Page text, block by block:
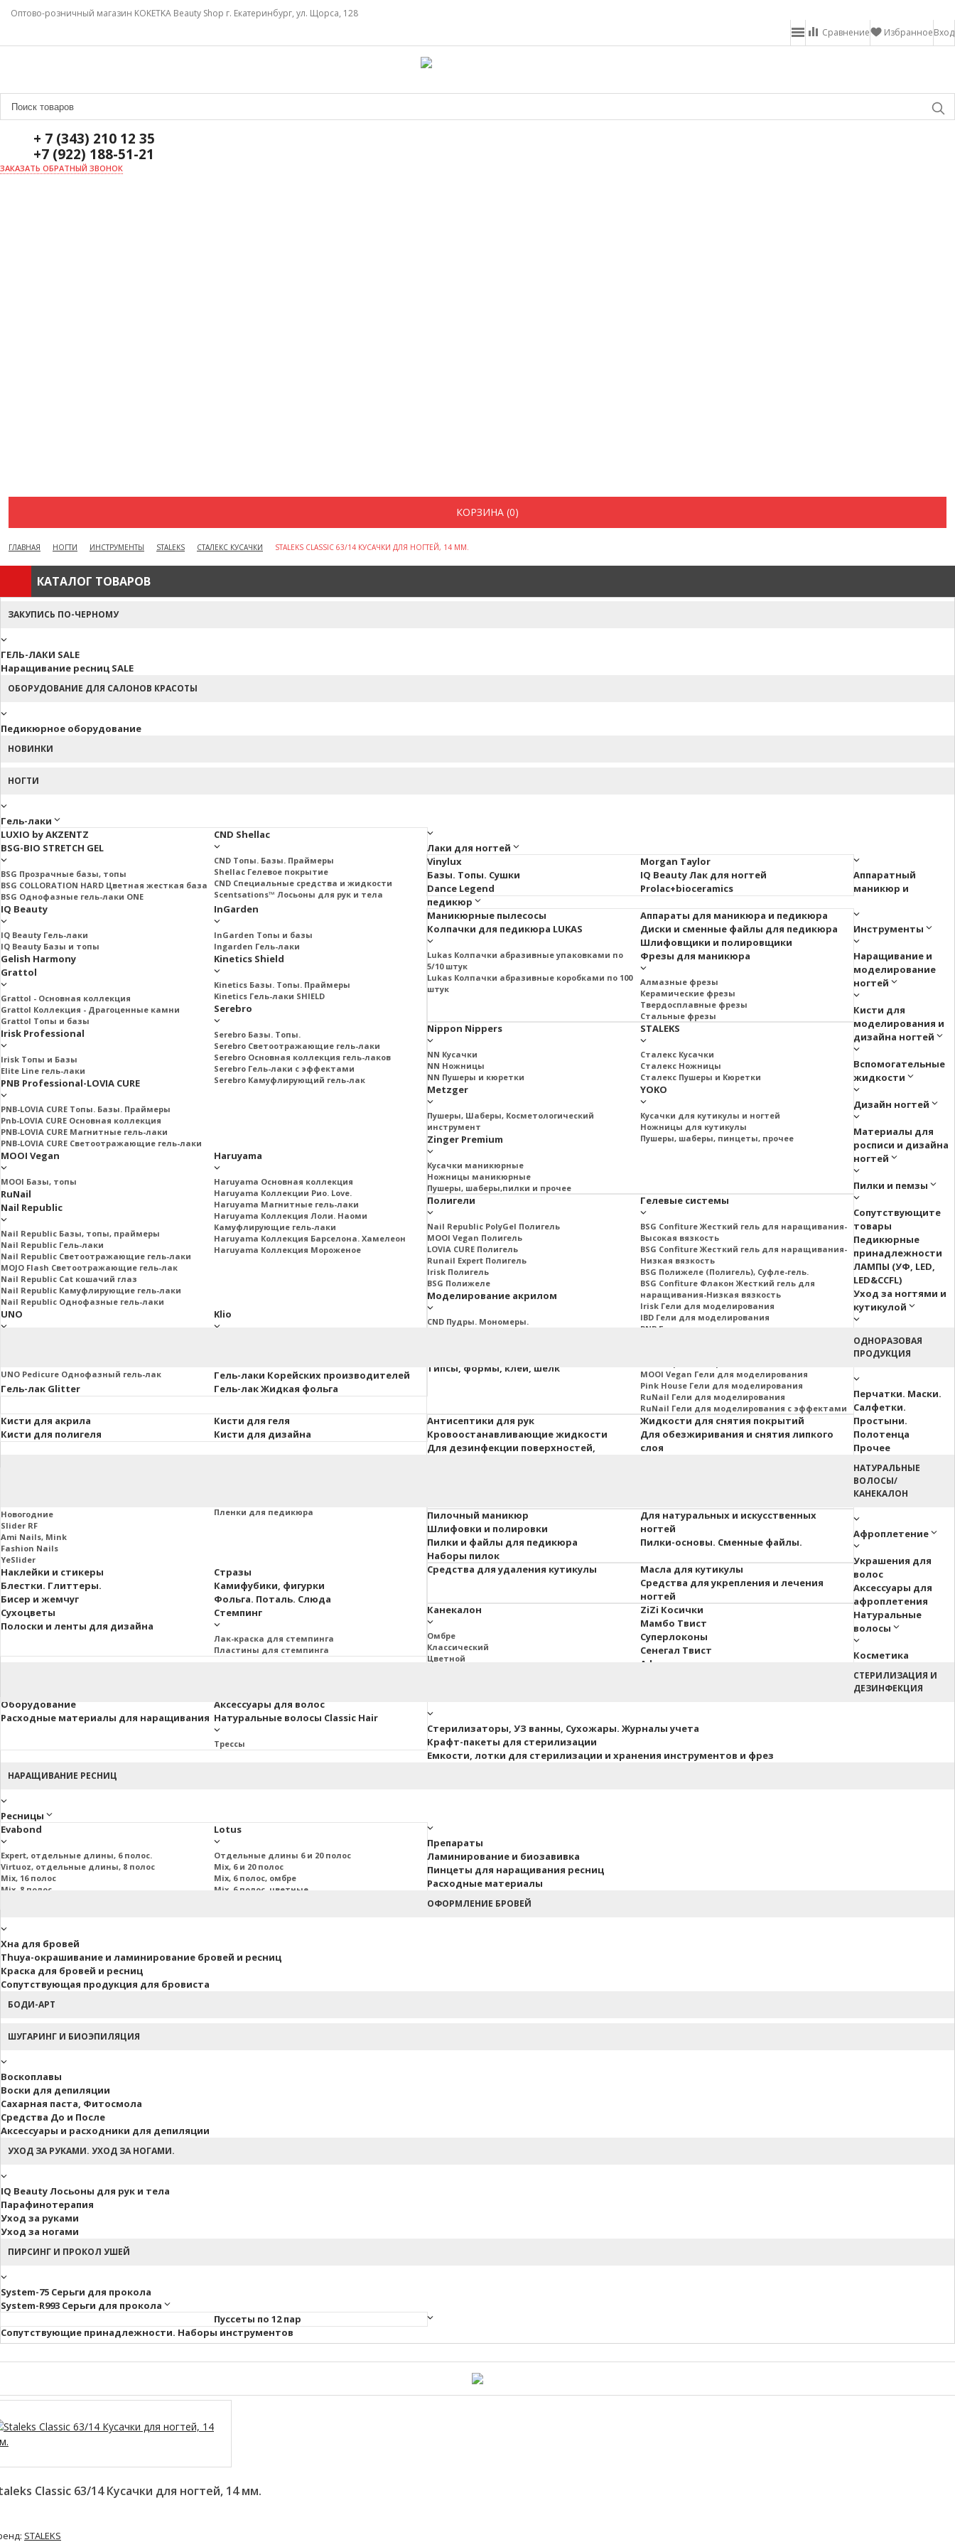
Оптово-розничный магазин KOKETKA Beauty Shop г. Екатеринбург, ул. Щорса, 128
Вход
Избранное
Сравнение
+ 7 (343) 210 12 35
+7 (922) 188-51-21
ЗАКАЗАТЬ ОБРАТНЫЙ ЗВОНОК
КОРЗИНА (0)
ГЛАВНАЯ НОГТИ ИНСТРУМЕНТЫ STALEKS СТАЛЕКС КУСАЧКИ STALEKS CLASSIC 63/14 КУСАЧКИ ДЛЯ НОГТЕЙ, 14 ММ.
КАТАЛОГ ТОВАРОВ
ЗАКУПИСЬ ПО-ЧЕРНОМУ
ГЕЛЬ-ЛАКИ SALE
Наращивание ресниц SALE
ОБОРУДОВАНИЕ ДЛЯ САЛОНОВ КРАСОТЫ
Педикюрное оборудование
НОВИНКИ
НОГТИ
Гель-лаки
CND Shellac
CND Топы. Базы. Праймеры
Shellac Гелевое покрытие
CND Специальные средства и жидкости
Scentsations™ Лосьоны для рук и тела
LUXIO by AKZENTZ
BSG-BIO STRETCH GEL
BSG Прозрачные базы, топы
BSG COLLORATION HARD Цветная жесткая база
BSG Однофазные гель-лаки ONE
IQ Beauty
IQ Beauty Гель-лаки
IQ Beauty Базы и топы
InGarden
InGarden Топы и базы
Ingarden Гель-лаки
Gelish Harmony Kinetics Shield
Kinetics Базы. Топы. Праймеры
Kinetics Гель-лаки SHIELD
Grattol
Grattol - Oснoвнaя коллекция
Grattol Коллекция - Драгоценные камни
Grattol Топы и базы
Serebro
Serebro Базы. Топы.
Serebro Светоотражающие гель-лаки
Serebro Основная коллекция гель-лаков
Serebro Гель-лаки с эффектами
Serebro Камуфлирующий гель-лак
Irisk Professional
Irisk Топы и Базы
Elite Line гель-лаки
PNB Professional-LOVIA CURE
PNB-LOVIA CURE Топы. Базы. Праймеры
Pnb-LOVIA CURE Основная коллекция
PNB-LOVIA CURE Магнитные гель-лаки
PNB-LOVIA CURE Cветоотражающие гель-лаки
MOOI Vegan
MOOI Базы, топы
Haruyama
Haruyama Основная коллекция
Haruyama Коллекции Рио. Love.
Haruyama Магнитные гель-лаки
Haruyama Коллекция Лоли. Наоми
Камуфлирующие гель-лаки
Haruyama Коллекция Барселона. Хамелеон
Haruyama Коллекция Мороженое
RuNail
Nail Republic
Nail Republic Базы, топы, праймеры
Nail Republic Гель-лаки
Nail Republic Светоотражающие гель-лаки
MOJO Flash Светоотражающие гель-лак
Nail Republic Cat кошачий глаз
Nail Republic Камуфлирующие гель-лаки
Nail Republic Однофазные гель-лаки
UNO
UNO Pedicure Однофазный гель-лак
Klio
Гель-лаки Корейских производителей
Гель-лак Жидкая фольга
Гель-лак Glitter
Лаки для ногтей
Morgan Taylor
Vinylux
IQ Beauty Лак для ногтей
Prolac+bioceramics
Базы. Топы. Сушки
Dance Legend
Аппаратный
маникюр и
педикюр
Аппараты для маникюра и педикюра
Маникюрные пылесосы
Диски и сменные файлы для педикюра
Колпачки для педикюра LUKAS
Lukas Колпачки абразивные упаковками по
5/10 штук
Lukas Колпачки абразивные коробками по 100
штук
Шлифовщики и полировщики
Фрезы для маникюра
Алмазные фрезы
Керамические фрезы
Твердосплавные фрезы
Стальные фрезы
Инструменты
STALEKS
Сталекс Кусачки
Сталекс Ножницы
Сталекс Пушеры и Кюретки
Nippon Nippers
NN Кусачки
NN Ножницы
NN Пушеры и кюретки
YOKO
Кусачки для кутикулы и ногтей
Ножницы для кутикулы
Пушеры, шаберы, пинцеты, прочее
Metzger
Пушеры, Шаберы, Косметологический
инструмент
Zinger Premium
Кусачки маникюрные
Ножницы маникюрные
Пушеры, шаберы,пилки и прочее
Наращивание и
моделирование
ногтей
Гелевые системы
BSG Confiture Жесткий гель для наращивания-
Высокая вязкость
BSG Confiture Жесткий гель для наращивания-
Низкая вязкость
BSG Полижеле (Полигель), Суфле-гель.
BSG Confiture Флакон Жесткий гель для
наращивания-Низкая вязкость
Irisk Гели для моделирования
IBD Гели для моделирования
PNB Гели для моделирования
MOOI Vegan Гели для моделирования
Pink House Гели для моделирования
RuNail Гели для моделирования
RuNail Гели для моделирования с эффектами
Полигели
Nail Republic PolyGel Полигель
MOOI Vegan Полигель
LOVIA CURE Полигель
Runail Expert Полигель
Irisk Полигель
BSG Полижеле
Моделирование акрилом
CND Пудры. Мономеры.
Типсы, формы, клей, шелк
Кисти для
моделирования и
дизайна ногтей
Кисти для геля
Кисти для акрила
Кисти для дизайна
Кисти для полигеля
Вспомогательные
жидкости
Жидкости для снятия покрытий
Антисептики для рук
Для обезжиривания и снятия липкого
слоя
Кровоостанавливающие жидкости
Для дезинфекции поверхностей,
Дизайн ногтей
Пленки для педикюра
Новогодние
Slider RF
Ami Nails, Mink
Fashion Nails
YeSlider
Наклейки и стикеры
Стразы
Блестки. Глиттеры.
Камифубики, фигурки
Бисер и жемчуг
Фольга. Поталь. Слюда
Сухоцветы
Стемпинг
Лак-краска для стемпинга
Пластины для стемпинга
Полоски и ленты для дизайна
Материалы для
росписи и дизайна
ногтей
Пилки и пемзы
Для натуральных и искусственных
ногтей
Пилочный маникюр
Шлифовки и полировки
Пилки и файлы для педикюра
Пилки-основы. Сменные файлы.
Наборы пилок
Сопутствующите
товары
Педикюрные
принадлежности
ЛАМПЫ (УФ, LED,
LED&CCFL)
Уход за ногтями и
кутикулой
Масла для кутикулы
Средства для удаления кутикулы
Средства для укрепления и лечения
ногтей
ОДНОРАЗОВАЯ
ПРОДУКЦИЯ
Перчатки. Маски.
Салфетки.
Простыни.
Полотенца
Прочее
НАТУРАЛЬНЫЕ
ВОЛОСЫ/
КАНЕКАЛОН
Афроплетение
ZiZi Косички
Канекалон
Омбре
Классический
Цветной
Мамбо Твист
Суперлоконы
Сенегал Твист
Афрокосы
Украшения для
волос
Аксессуары для
афроплетения
Натуральные
волосы
Аксессуары для волос
Оборудование
Натуральные волосы Classic Hair
Трессы
Расходные материалы для наращивания
Косметика
СТЕРИЛИЗАЦИЯ И
ДЕЗИНФЕКЦИЯ
Стерилизаторы, УЗ ванны, Сухожары. Журналы учета
Крафт-пакеты для стерилизации
Емкости, лотки для стерилизации и хранения инструментов и фрез
НАРАЩИВАНИЕ РЕСНИЦ
Ресницы
Lotus
Отдельные длины 6 и 20 полос
Mix, 6 и 20 полос
Mix, 6 полос, омбре
Mix, 6 полос, цветные
Evabond
Expert, отдельные длины, 6 полос.
Virtuoz, отдельные длины, 8 полос
Mix, 16 полос
Mix, 8 полос
Препараты
Ламинирование и биозавивка
Пинцеты для наращивания ресниц
Расходные материалы
ОФОРМЛЕНИЕ БРОВЕЙ
Хна для бровей
Thuya-окрашивание и ламинирование бровей и ресниц
Краска для бровей и ресниц
Сопутствующая продукция для бровиста
БОДИ-АРТ
ШУГАРИНГ И БИОЭПИЛЯЦИЯ
Воскоплавы
Воски для депиляции
Сахарная паста, Фитосмола
Средства До и После
Аксессуары и расходники для депиляции
УХОД ЗА РУКАМИ. УХОД ЗА НОГАМИ.
IQ Beauty Лосьоны для рук и тела
Парафинотерапия
Уход за руками
Уход за ногами
ПИРСИНГ И ПРОКОЛ УШЕЙ
System-75 Серьги для прокола
System-R993 Серьги для прокола
Пуссеты по 12 пар
Cопутствующие принадлежности. Наборы инструментов
Classic 63/14 Кусачки для ногтей, 14 мм.
STALEKS